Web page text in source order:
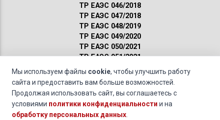
ТР ЕАЭС 046/2018
ТР ЕАЭС 047/2018
ТР ЕАЭС 048/2019
ТР ЕАЭС 049/2020
ТР ЕАЭС 050/2021
ТР ЕАЭС 051/2021
Сертификация ГОСТ
Санитарные нормы
ГОСТ 27744-88 Изоляторы. Термины и определения (скачать)
Мы используем файлы cookie, чтобы улучшить работу
сайта и предоставить вам больше возможностей.
Продолжая использовать сайт, вы соглашаетесь с
условиями политики конфиденциальности и на
обработку персональных данных